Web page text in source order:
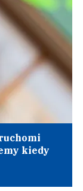
kiedy